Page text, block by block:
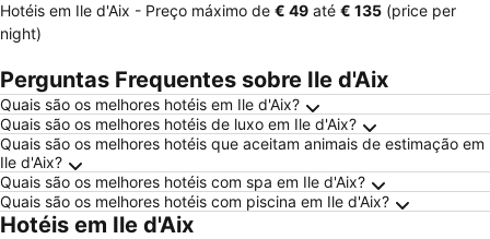
Hotéis em Ile d'Aix - Preço máximo de ‎€ 49 até ‎€ 135 (price per
night)
Perguntas Frequentes sobre Ile d'Aix
Quais são os melhores hotéis em Ile d'Aix?
Quais são os melhores hotéis de luxo em Ile d'Aix?
Quais são os melhores hotéis que aceitam animais de estimação em
Ile d'Aix?
Quais são os melhores hotéis com spa em Ile d'Aix?
Quais são os melhores hotéis com piscina em Ile d'Aix?
Hotéis em Ile d'Aix